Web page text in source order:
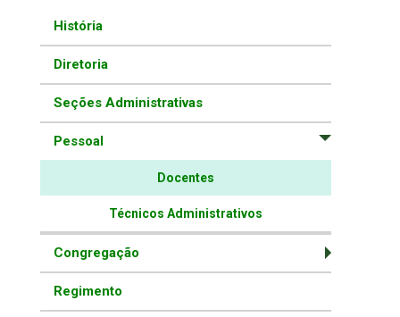
História
Diretoria
Seções Administrativas
Pessoal
Docentes
Técnicos Administrativos
Congregação
Regimento